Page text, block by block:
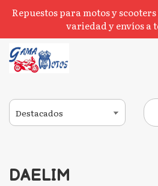
Repuestos para motos y
variedad y envíos a
DAELIM